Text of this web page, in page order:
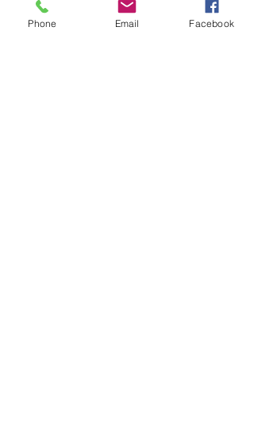
Campo
214 Hás
Phone Email Facebook